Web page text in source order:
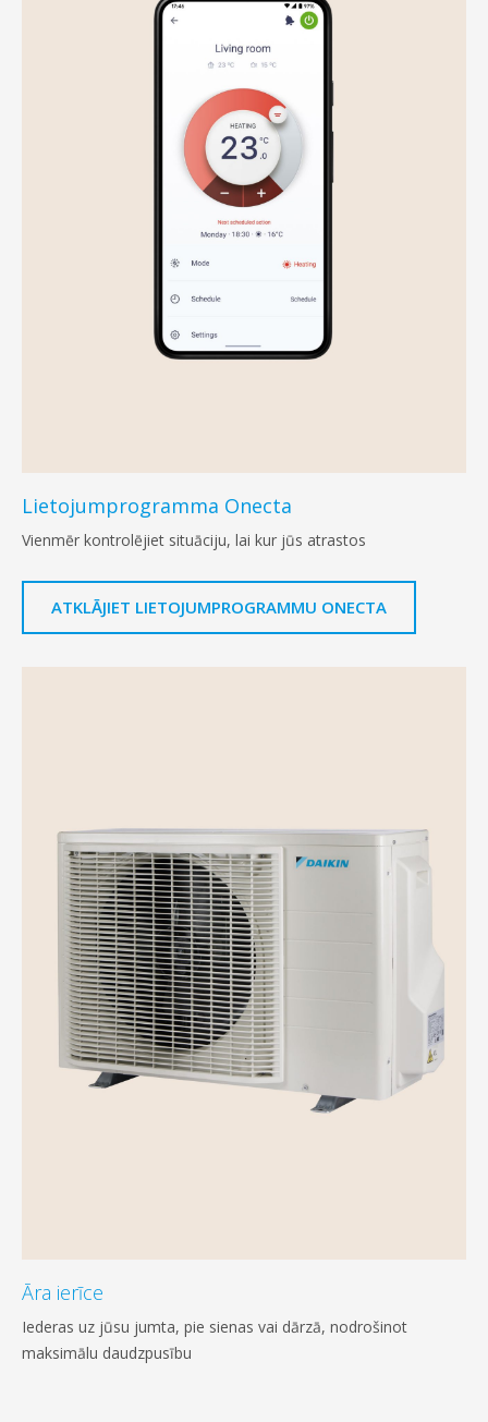
Lietojumprogramma Onecta
Vienmēr kontrolējiet situāciju, lai kur jūs atrastos
ATKLĀJIET LIETOJUMPROGRAMMU ONECTA
Āra ierīce
Iederas uz jūsu jumta, pie sienas vai dārzā, nodrošinot
maksimālu daudzpusību